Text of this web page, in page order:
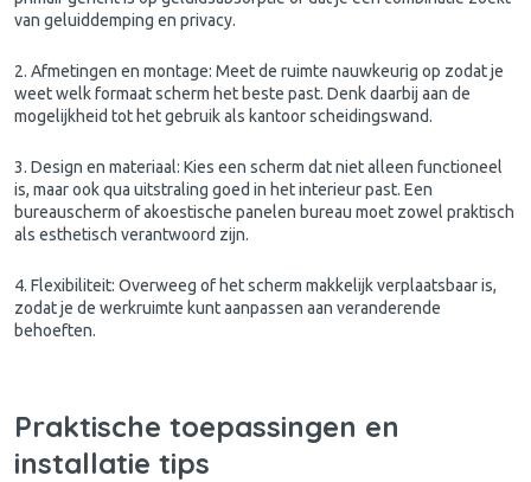
van geluiddemping en privacy.
2. Afmetingen en montage: Meet de ruimte nauwkeurig op zodat je
weet welk formaat scherm het beste past. Denk daarbij aan de
mogelijkheid tot het gebruik als kantoor scheidingswand.
3. Design en materiaal: Kies een scherm dat niet alleen functioneel
is, maar ook qua uitstraling goed in het interieur past. Een
bureauscherm of akoestische panelen bureau moet zowel praktisch
als esthetisch verantwoord zijn.
4. Flexibiliteit: Overweeg of het scherm makkelijk verplaatsbaar is,
zodat je de werkruimte kunt aanpassen aan veranderende
behoeften.
Praktische toepassingen en
installatie tips